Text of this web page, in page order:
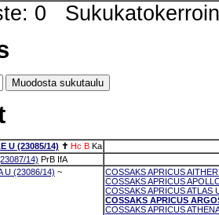
0
U (23085/14) ✝ Hc B Ka
14) PrB IfA
U (23086/14) ~
COSSAKS APRICUS
COSSAKS APRICUS
COSSAKS APRICUS ATLAS
COSSAKS APRICUS
COSSAKS APRICUS